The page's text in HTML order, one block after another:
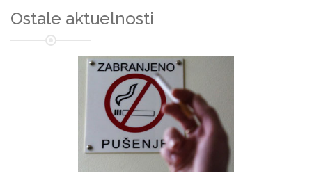
Ostale aktuelnosti